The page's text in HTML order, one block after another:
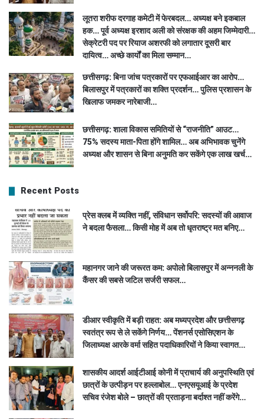
लूतरा शरीफ दरगाह कमेटी में फेरबदल… अध्यक्ष बने इकबाल
हक… पूर्व अध्यक्ष इरशाद अली को संरक्षक की अहम जिम्मेदारी…
सेक्रेटरी पद पर रियाज अशरफी को लगातार दूसरी बार
दायित्व… अच्छे कार्यों का मिला सम्मान…
छत्तीसगढ़: बिना जांच पत्रकारों पर एफआईआर का आरोप…
बिलासपुर में पत्रकारों का शक्ति प्रदर्शन… पुलिस प्रशासन के
खिलाफ जमकर नारेबाजी…
छत्तीसगढ़: शाला विकास समितियों से “राजनीति” आउट…
75% सदस्य माता-पिता होंगे शामिल… अब अभिभावक चुनेंगे
अध्यक्ष और शासन से बिना अनुमति कर सकेंगे एक लाख खर्च…
Recent Posts
प्रेस क्लब में व्यक्ति नहीं, संविधान सर्वोपरि: सदस्यों की आवाज
ने बदला फैसला… किसी मोह में अब तो धृतराष्ट्र मत बनिए…
महानगर जाने की जरूरत कम: अपोलो बिलासपुर में अन्ननली के
कैंसर की सबसे जटिल सर्जरी सफल…
डीआर स्वीकृति में बड़ी राहत: अब मध्यप्रदेश और छत्तीसगढ़
स्वतंत्र रूप से ले सकेंगे निर्णय… पेंशनर्स एसोसिएशन के
जिलाध्यक्ष आरके वर्मा सहित पदाधिकारियों ने किया स्वागत…
शासकीय आदर्श आईटीआई कोनी में प्राचार्य की अनुपस्थिति एवं
छात्रों के उत्पीड़न पर हल्लाबोल… एनएसयूआई के प्रदेश
सचिव रंजेश बोले – छात्रों की प्रताड़ना बर्दाश्त नहीं करेंगे…